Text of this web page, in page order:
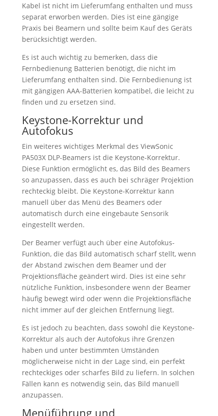
Kabel ist nicht im Lieferumfang enthalten und muss
separat erworben werden. Dies ist eine gängige
Praxis bei Beamern und sollte beim Kauf des Geräts
berücksichtigt werden.
Es ist auch wichtig zu bemerken, dass die
Fernbedienung Batterien benötigt, die nicht im
Lieferumfang enthalten sind. Die Fernbedienung ist
mit gängigen AAA-Batterien kompatibel, die leicht zu
finden und zu ersetzen sind.
Keystone-Korrektur und
Autofokus
Ein weiteres wichtiges Merkmal des ViewSonic
PA503X DLP-Beamers ist die Keystone-Korrektur.
Diese Funktion ermöglicht es, das Bild des Beamers
so anzupassen, dass es auch bei schräger Projektion
rechteckig bleibt. Die Keystone-Korrektur kann
manuell über das Menü des Beamers oder
automatisch durch eine eingebaute Sensorik
eingestellt werden.
Der Beamer verfügt auch über eine Autofokus-
Funktion, die das Bild automatisch scharf stellt, wenn
der Abstand zwischen dem Beamer und der
Projektionsfläche geändert wird. Dies ist eine sehr
nützliche Funktion, insbesondere wenn der Beamer
häufig bewegt wird oder wenn die Projektionsfläche
nicht immer auf der gleichen Entfernung liegt.
Es ist jedoch zu beachten, dass sowohl die Keystone-
Korrektur als auch der Autofokus ihre Grenzen
haben und unter bestimmten Umständen
möglicherweise nicht in der Lage sind, ein perfekt
rechteckiges oder scharfes Bild zu liefern. In solchen
Fällen kann es notwendig sein, das Bild manuell
anzupassen.
Menüführung und